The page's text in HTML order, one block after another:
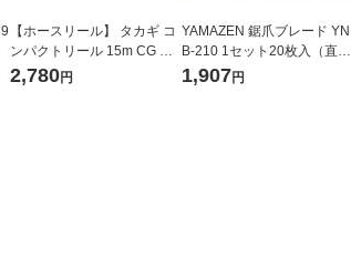
【ホースリール】 タカギ コ
ンパクトリール 15m CG 内
径7.5mm R115CG 1個
2,780円
YAMAZEN 鋸爪ブレード YN
B-210 1セット20枚入（直送
品）
1,907円